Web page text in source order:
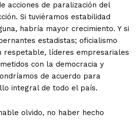
acciones de paralización del
Si tuviéramos estabilidad
habría mayor crecimiento. Y si
estadistas; oficialismo
respetable, líderes empresariales
con la democracia y
de acuerdo para
integral de todo el país.
olvido, no haber hecho